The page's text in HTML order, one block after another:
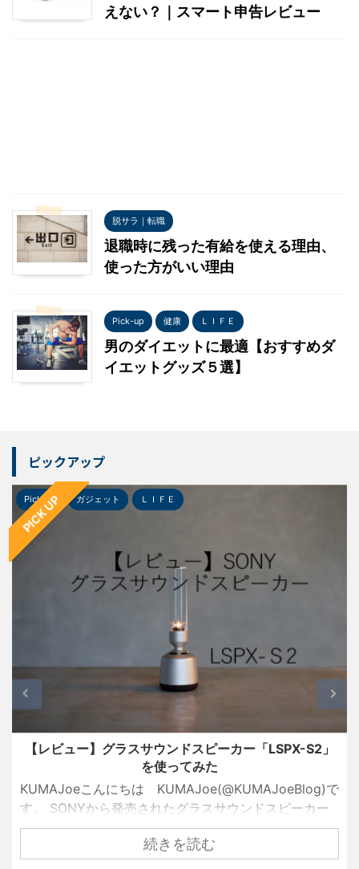
えない？｜スマート申告レビュー
脱サラ｜転職
退職時に残った有給を使える理由、
使った方がいい理由
Pick-up 健康 ＬＩＦＥ
男のダイエットに最適【おすすめダ
イエットグッズ５選】
ピックアップ
PICK UP
Pick-up ガジェット ＬＩＦＥ
【レビュー】グラスサウンドスピーカー「LSPX-S2」
を使ってみた
KUMAJoeこんにちは KUMAJoe(@KUMAJoeBlog)で
す。 SONYから発売されたグラスサウンドスピーカー
（LSPX-S2）をご存じでしょうか。 一般的な家電量販
店では展示もされていないところが多いため、見たこ
続きを読む